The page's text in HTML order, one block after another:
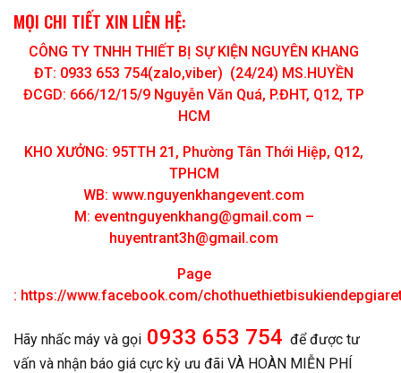
MỌI CHI TIẾT XIN LIÊN HỆ:
CÔNG TY TNHH THIẾT BỊ SỰ KIỆN NGUYÊN KHANG
ĐT: 0933 653 754(zalo,viber) (24/24) MS.HUYỀN
ĐCGD: 666/12/15/9 Nguyễn Văn Quá, P.ĐHT, Q12, TP
HCM
KHO XƯỞNG: 95TTH 21, Phường Tân Thới Hiệp, Q12,
TPHCM
WB: www.nguyenkhangevent.com
M: eventnguyenkhang@gmail.com –
huyentrant3h@gmail.com
Page
: https://www.facebook.com/
Hãy nhấc máy và gọi 0933 653 754 để được tư
vấn và nhận báo giá cực kỳ ưu đãi VÀ HOÀN MIỄN PHÍ